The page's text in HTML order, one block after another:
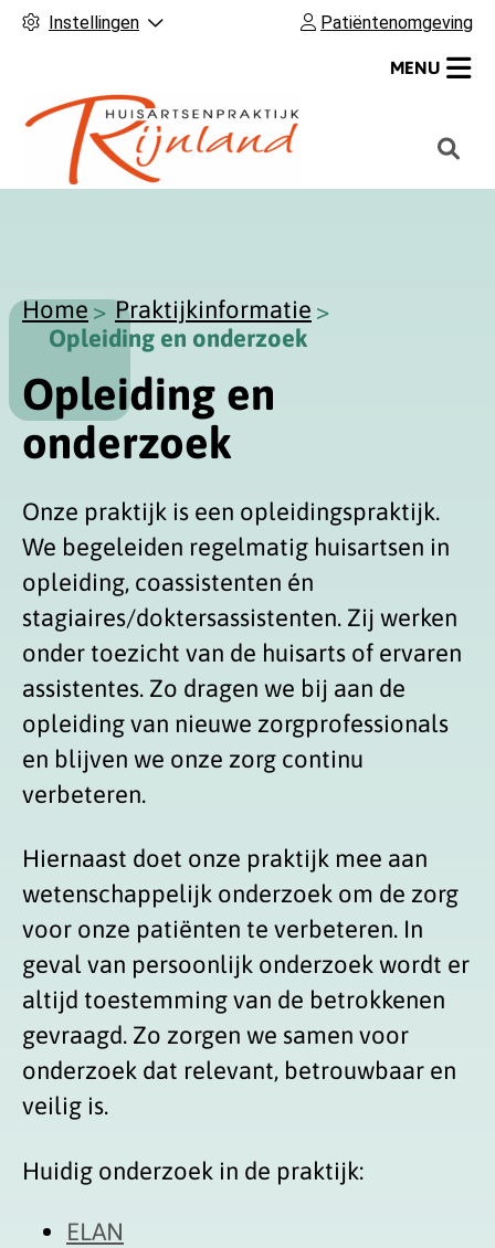
Instellingen Patiëntenomgeving
H
o
MENU
Home
Praktijkinformatie
Opleiding en onderzoek
Opleiding en
onderzoek
Onze praktijk is een opleidingspraktijk.
We begeleiden regelmatig huisartsen in
opleiding, coassistenten én
stagiaires/doktersassistenten. Zij werken
onder toezicht van de huisarts of ervaren
assistentes. Zo dragen we bij aan de
opleiding van nieuwe zorgprofessionals
en blijven we onze zorg continu
verbeteren.
Hiernaast doet onze praktijk mee aan
wetenschappelijk onderzoek om de zorg
voor onze patiënten te verbeteren. In
geval van persoonlijk onderzoek wordt er
altijd toestemming van de betrokkenen
gevraagd. Zo zorgen we samen voor
onderzoek dat relevant, betrouwbaar en
veilig is.
Huidig onderzoek in de praktijk:
ELAN